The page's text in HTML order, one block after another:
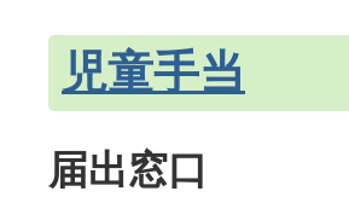
児童手当
届出窓口